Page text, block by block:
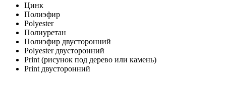
Цинк
Полиэфир
Polyester
Полиуретан
Полиэфир двусторонний
Polyester двусторонний
Print (рисунок под дерево или камень)
Print двусторонний